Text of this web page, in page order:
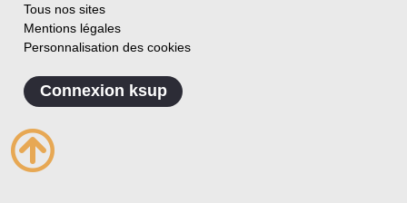
Tous nos sites
Mentions légales
Personnalisation des cookies
Connexion ksup